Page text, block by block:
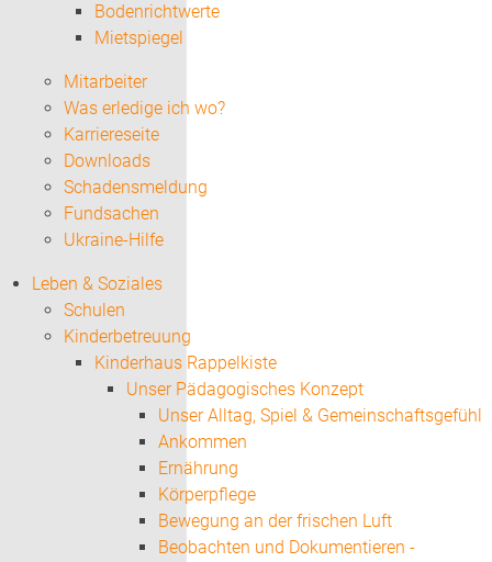
Bodenrichtwerte
Mietspiegel
Mitarbeiter
Was erledige ich wo?
Karriereseite
Downloads
Schadensmeldung
Fundsachen
Ukraine-Hilfe
Leben & Soziales
Schulen
Kinderbetreuung
Kinderhaus Rappelkiste
Unser Pädagogisches Konzept
Unser Alltag, Spiel & Gemeinschaftsgefühl
Ankommen
Ernährung
Körperpflege
Bewegung an der frischen Luft
Beobachten und Dokumentieren -